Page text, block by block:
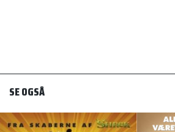
SE OGSÅ